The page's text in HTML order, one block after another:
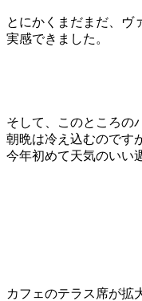
とにかくまだまだ、ヴ
実感できました。
そして、このところの
朝晩は冷え込むのです
今年初めて天気のいい
カフェのテラス席が拡